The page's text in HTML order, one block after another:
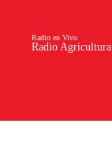
Radio Agricultura
Radio en Vivo